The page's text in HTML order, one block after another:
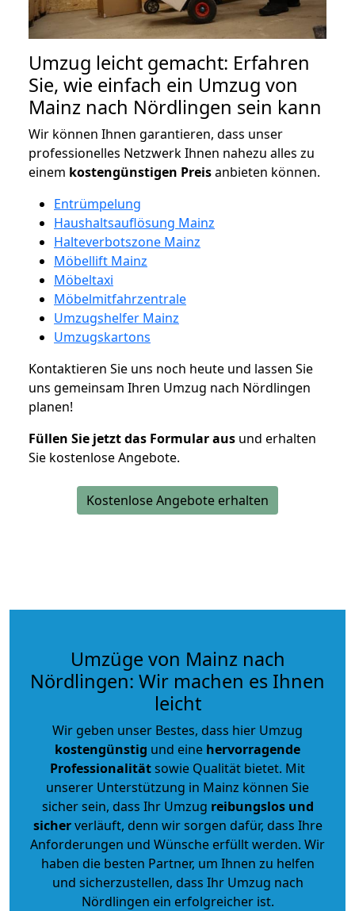
Umzug leicht gemacht: Erfahren
Sie, wie einfach ein Umzug von
Mainz nach Nördlingen sein kann
Wir können Ihnen garantieren, dass unser
professionelles Netzwerk Ihnen nahezu alles zu
einem kostengünstigen Preisanbieten können.
Entrümpelung
Haushaltsauflösung Mainz
Halteverbotszone Mainz
Möbellift Mainz
Möbeltaxi
Möbelmitfahrzentrale
Umzugshelfer Mainz
Umzugskartons
Kontaktieren Sie uns noch heute und lassen Sie
uns gemeinsam Ihren Umzug nach Nördlingen
planen!
Füllen Sie jetzt das Formular aus und erhalten
Sie kostenlose Angebote.
Kostenlose Angebote erhalten
Umzüge von Mainz nach
Nördlingen: Wir machen es Ihnen
leicht
Wir geben unser Bestes, dass hier Umzug
kostengünstig und eine hervorragende
Professionalitätsowie Qualität bietet. Mit
unserer Unterstützung in Mainz können Sie
sicher sein, dass Ihr Umzug reibungslos und
sicherverläuft, denn wir sorgen dafür, dass Ihre
Anforderungen und Wünsche erfüllt werden. Wir
haben die besten Partner, um Ihnen zu helfen
und sicherzustellen, dass Ihr Umzug nach
Nördlingen ein erfolgreicher ist.